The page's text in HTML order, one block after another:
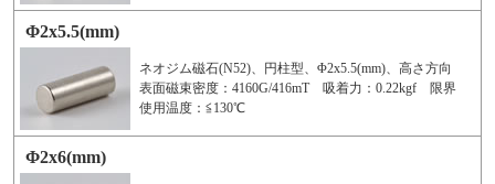
Φ2x5.5(mm)
ネオジム磁石(N52)、円柱型、Φ2x5.5(mm)、高さ方向
表面磁束密度：4160G/416mT 吸着力：0.22kgf 限界
使用温度：≦130℃
Φ2x6(mm)